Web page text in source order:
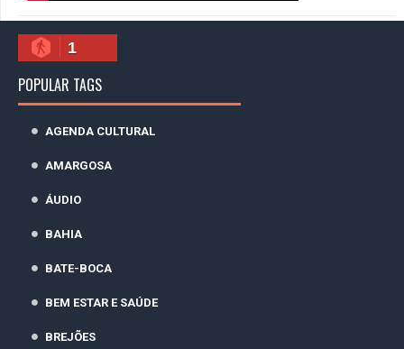
1
POPULAR TAGS
AGENDA CULTURAL
AMARGOSA
ÁUDIO
BAHIA
BATE-BOCA
BEM ESTAR E SAÚDE
BREJÕES